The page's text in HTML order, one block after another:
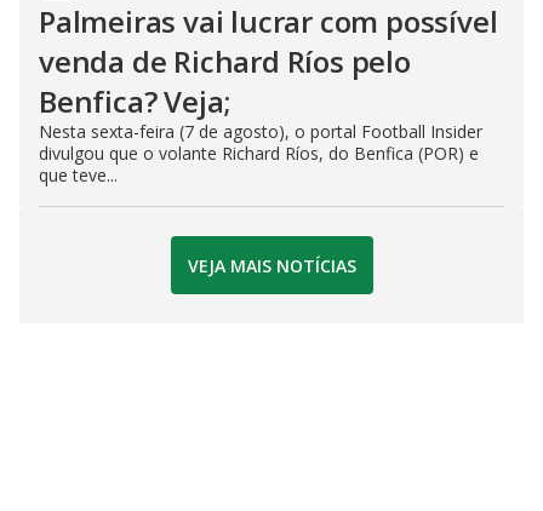
Palmeiras vai lucrar com possível
venda de Richard Ríos pelo
Benfica? Veja;
Nesta sexta-feira (7 de agosto), o portal Football Insider
divulgou que o volante Richard Ríos, do Benfica (POR) e
que teve...
VEJA MAIS NOTÍCIAS